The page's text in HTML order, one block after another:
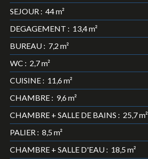
SEJOUR : 44 m²
DEGAGEMENT : 13,4 m²
BUREAU : 7,2 m²
WC : 2,7 m²
CUISINE : 11,6 m²
CHAMBRE : 9,6 m²
CHAMBRE + SALLE DE BAINS : 25,7 m²
PALIER : 8,5 m²
CHAMBRE + SALLE D'EAU : 18,5 m²